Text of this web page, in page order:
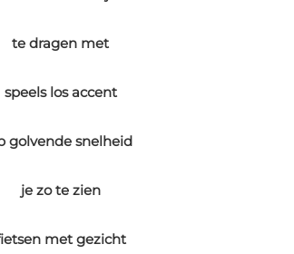
te dragen met
speels los accent
golvende snelheid
je zo te zien
met gezicht